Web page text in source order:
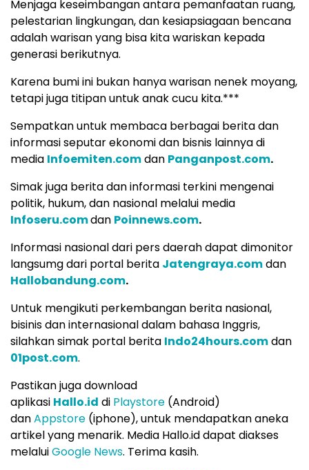
Menjaga keseimbangan antara pemanfaatan ruang,
pelestarian lingkungan, dan kesiapsiagaan bencana
adalah warisan yang bisa kita wariskan kepada
generasi berikutnya.
Karena bumi ini bukan hanya warisan nenek moyang,
tetapi juga titipan untuk anak cucu kita.***
Sempatkan untuk membaca berbagai berita dan
informasi seputar ekonomi dan bisnis lainnya di
media Infoemiten.comdan Panganpost.com.
Simak juga berita dan informasi terkini mengenai
politik, hukum, dan nasional melalui media
Infoseru.comdan Poinnews.com.
Informasi nasional dari pers daerah dapat dimonitor
langsumg dari portal berita Jatengraya.comdan
Hallobandung.com.
Untuk mengikuti perkembangan berita nasional,
bisinis dan internasional dalam bahasa Inggris,
silahkan simak portal berita Indo24hours.comdan
01post.com.
Pastikan juga download
aplikasi Hallo.id di Playstore (Android)
danAppstore (iphone), untuk mendapatkan aneka
artikel yang menarik. Media Hallo.id dapat diakses
melaluiGoogle News. Terima kasih.